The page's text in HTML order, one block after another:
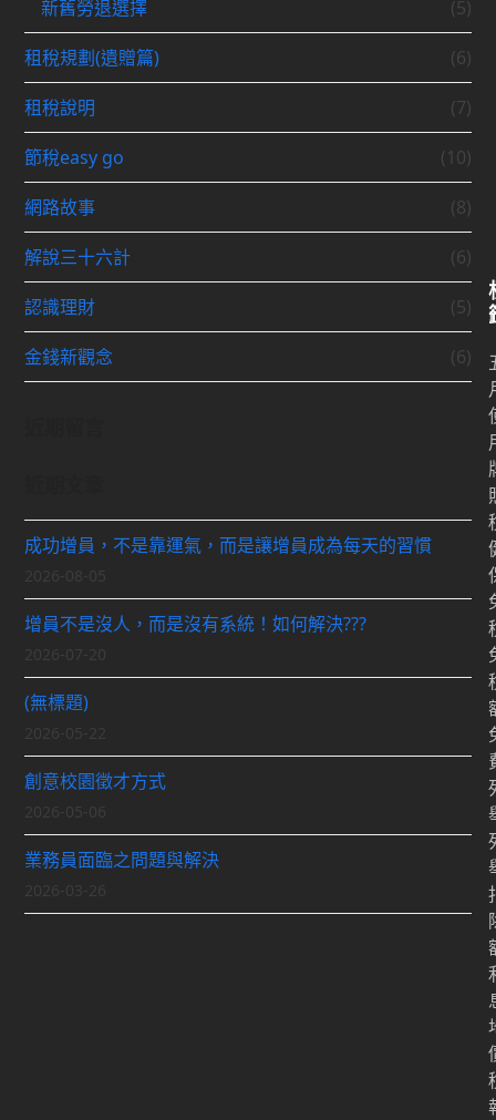
新舊勞退選擇 (5)
租稅規劃(遺贈篇) (6)
租稅說明 (7)
節稅easy go (10)
網路故事 (8)
解說三十六計 (6)
認識理財 (5)
金錢新觀念 (6)
成功增員，不是靠運氣，而是讓增員成為每天的習慣
增員不是沒人，而是沒有系統！如何解決???
(無標題)
創意校園徵才方式
業務員面臨之問題與解決